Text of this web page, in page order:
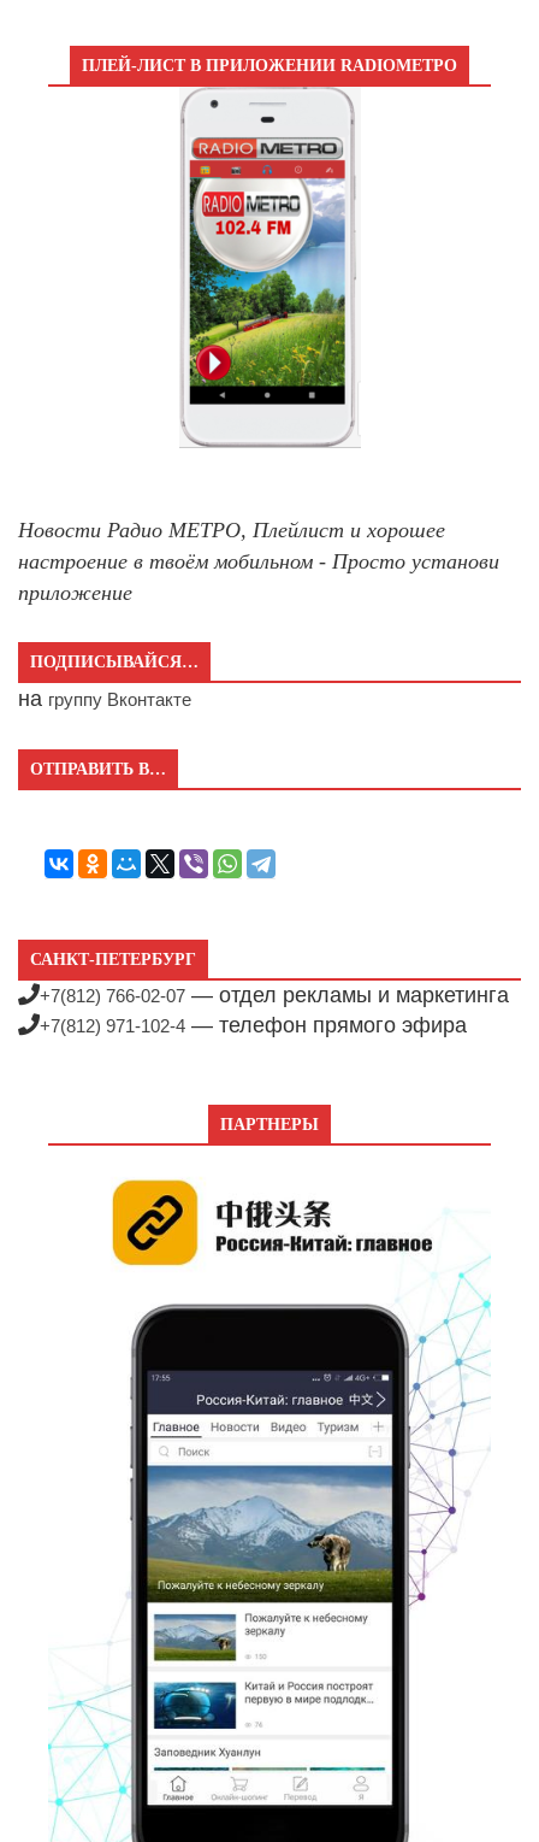
ПЛЕЙ-ЛИСТ В ПРИЛОЖЕНИИ RADIOМЕТРО
Новости Радио МЕТРО, Плейлист и хорошее
настроение в твоём мобильном - Просто установи
приложение
ПОДПИСЫВАЙСЯ…
на группу Вконтакте
ОТПРАВИТЬ В…
САНКТ-ПЕТЕРБУРГ
+7(812) 766-02-07 — отдел рекламы и маркетинга
+7(812) 971-102-4 — телефон прямого эфира
ПАРТНЕРЫ